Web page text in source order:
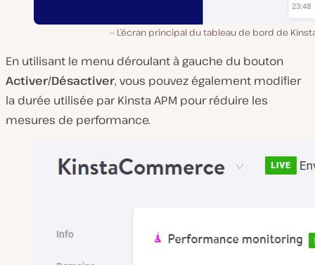
L’écran principal du tableau de bord de
En utilisant le menu déroulant à gauche du bouton
Activer/Désactiver, vous pouvez également modifier
la durée utilisée par Kinsta APM pour réduire les
mesures de performance.